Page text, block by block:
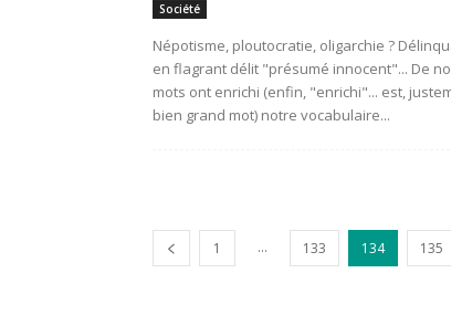
Société
Népotisme, ploutocratie, oligarchie ?
en flagrant délit "présumé innocent"... De
mots ont enrichi (enfin, "enrichi"... est,
bien grand mot) notre vocabulaire...
1 ... 133 134 135